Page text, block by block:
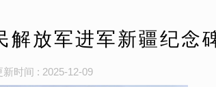
放军进军新疆纪念
时间 : 2025-12-09